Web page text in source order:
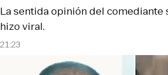
21:23
La sentida opinión del comediante
hizo viral.